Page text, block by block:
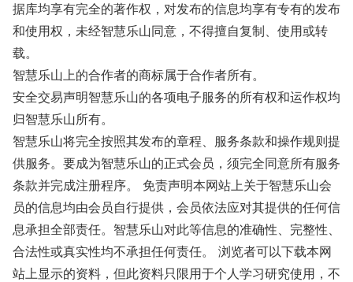
据库均享有完全的著作权，对发布的信息均享有专有的发布
和使用权，未经智慧乐山同意，不得擅自复制、使用或转
载。
智慧乐山上的合作者的商标属于合作者所有。
安全交易声明智慧乐山的各项电子服务的所有权和运作权均
归智慧乐山所有。
智慧乐山将完全按照其发布的章程、服务条款和操作规则提
供服务。要成为智慧乐山的正式会员，须完全同意所有服务
条款并完成注册程序。 免责声明本网站上关于智慧乐山会
员的信息均由会员自行提供，会员依法应对其提供的任何信
息承担全部责任。智慧乐山对此等信息的准确性、完整性、
合法性或真实性均不承担任何责任。 浏览者可以下载本网
站上显示的资料，但此资料只限用于个人学习研究使用，不